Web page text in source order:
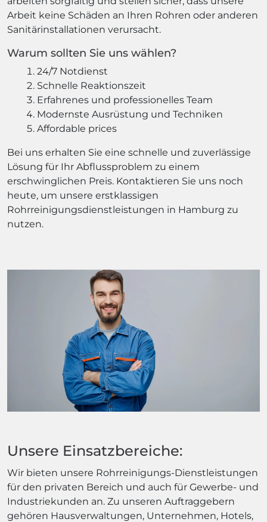
Arbeit keine Schäden an Ihren Rohren oder anderen
Sanitärinstallationen verursacht.
Warum sollten Sie uns wählen?
24/7 Notdienst
Schnelle Reaktionszeit
Erfahrenes und professionelles Team
Modernste Ausrüstung und Techniken
Affordable prices
Bei uns erhalten Sie eine schnelle und zuverlässige
Lösung für Ihr Abflussproblem zu einem
erschwinglichen Preis. Kontaktieren Sie uns noch
heute, um unsere erstklassigen
Rohrreinigungsdienstleistungen in Hamburg zu
nutzen.
Unsere Einsatzbereiche:
Wir bieten unsere Rohrreinigungs-Dienstleistungen
für den privaten Bereich und auch für Gewerbe- und
Industriekunden an. Zu unseren Auftraggebern
gehören Hausverwaltungen, Unternehmen, Hotels,